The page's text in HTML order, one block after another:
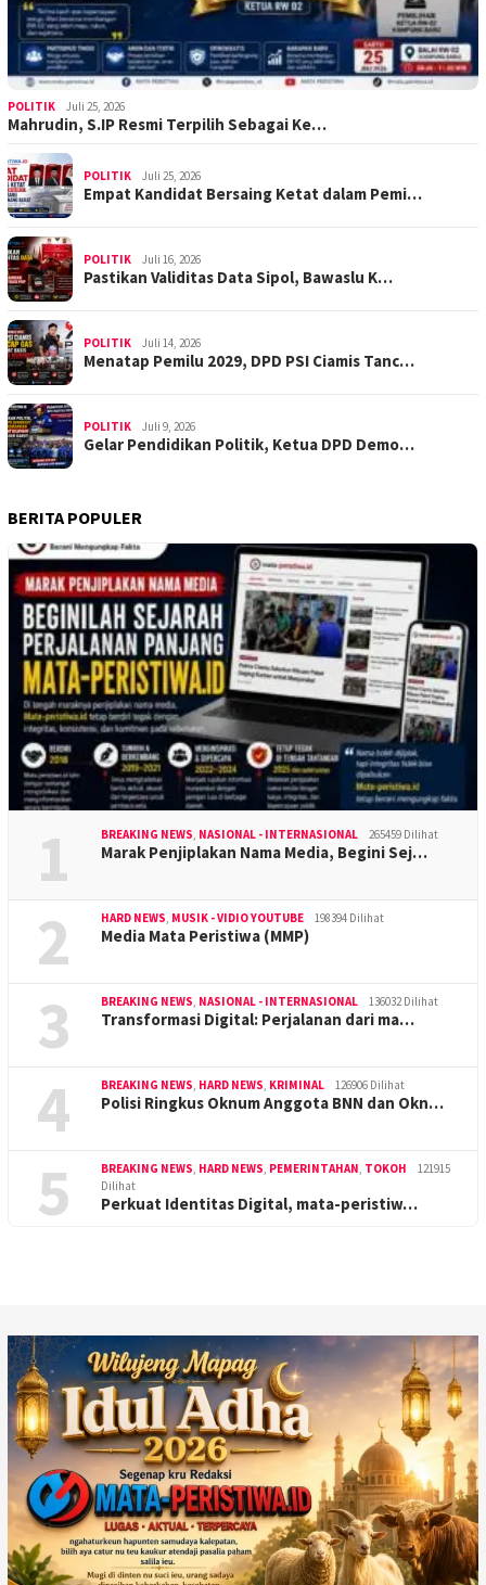
POLITIK Juli 25, 2026
Mahrudin, S.IP Resmi Terpilih Sebagai Ke…
POLITIK Juli 25, 2026
Empat Kandidat Bersaing Ketat dalam Pemi…
POLITIK Juli 16, 2026
Pastikan Validitas Data Sipol, Bawaslu K…
POLITIK Juli 14, 2026
Menatap Pemilu 2029, DPD PSI Ciamis Tanc…
POLITIK Juli 9, 2026
Gelar Pendidikan Politik, Ketua DPD Demo…
BERITA POPULER
1 BREAKING NEWS, NASIONAL - INTERNASIONAL 265459 Dilihat
Marak Penjiplakan Nama Media, Begini Sej…
2 HARD NEWS, MUSIK - VIDIO YOUTUBE 198394 Dilihat
Media Mata Peristiwa (MMP)
3 BREAKING NEWS, NASIONAL - INTERNASIONAL 136032 Dilihat
Transformasi Digital: Perjalanan dari ma…
4 BREAKING NEWS, HARD NEWS, KRIMINAL 126906 Dilihat
Polisi Ringkus Oknum Anggota BNN dan Okn…
5 BREAKING NEWS, HARD NEWS, PEMERINTAHAN, TOKOH
121915
Dilihat
Perkuat Identitas Digital, mata-peristiw…